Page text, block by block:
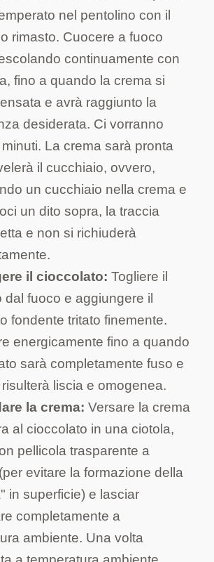
nel pentolino con il
rimasto. Cuocere a fuoco
continuamente con
fino a quando la crema si
e avrà raggiunto la
desiderata. Ci vorranno
La crema sarà pronta
il cucchiaio, ovvero,
un cucchiaio nella crema e
un dito sopra, la traccia
e non si richiuderà
il cioccolato: Togliere il
dal fuoco e aggiungere il
fondente tritato finemente.
energicamente fino a quando
sarà completamente fuso e
risulterà liscia e omogenea.
la crema: Versare la crema
al cioccolato in una ciotola,
pellicola trasparente a
evitare la formazione della
in superficie) e lasciar
completamente a
ambiente. Una volta